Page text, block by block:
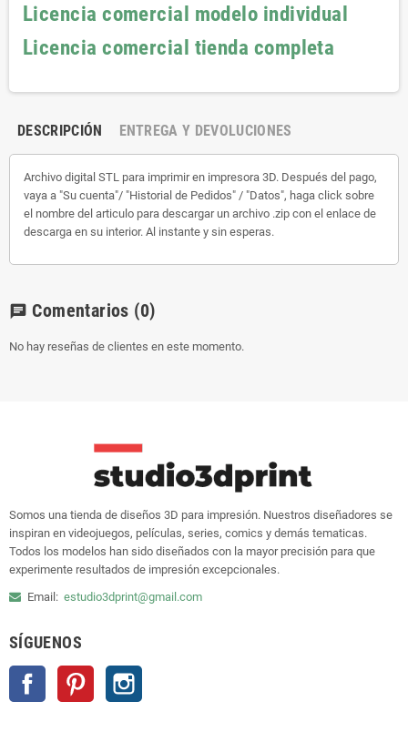
Licencia comercial modelo individual
Licencia comercial tienda completa
DESCRIPCIÓN ENTREGA Y DEVOLUCIONES
Archivo digital STL para imprimir en impresora 3D. Después del pago,
vaya a "Su cuenta"/ "Historial de Pedidos" / "Datos", haga click sobre
el nombre del articulo para descargar un archivo .zip con el enlace de
descarga en su interior. Al instante y sin esperas.
chat Comentarios (0)
No hay reseñas de clientes en este momento.
Somos una tienda de diseños 3D para impresión. Nuestros diseñadores se
inspiran en videojuegos, películas, series, comics y demás tematicas.
Todos los modelos han sido diseñados con la mayor precisión para que
experimente resultados de impresión excepcionales.
Email: estudio3dprint@gmail.com
SÍGUENOS
Facebook Pinterest